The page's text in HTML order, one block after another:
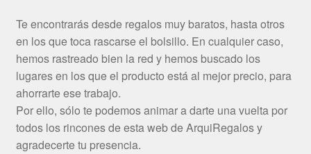
Te encontrarás desde regalos muy baratos, hasta otros
en los que toca rascarse el bolsillo. En cualquier caso,
hemos rastreado bien la red y hemos buscado los
lugares en los que el producto está al mejor precio, para
ahorrarte ese trabajo.
Por ello, sólo te podemos animar a darte una vuelta por
todos los rincones de esta web de ArquiRegalos y
agradecerte tu presencia.